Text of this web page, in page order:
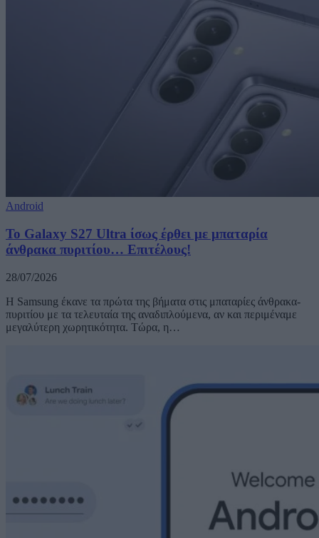
Android
Το Galaxy S27 Ultra ίσως έρθει με μπαταρία
άνθρακα πυριτίου… Επιτέλους!
28/07/2026
Η Samsung έκανε τα πρώτα της βήματα στις μπαταρίες άνθρακα-
πυριτίου με τα τελευταία της αναδιπλούμενα, αν και περιμέναμε
μεγαλύτερη χωρητικότητα. Τώρα, η…